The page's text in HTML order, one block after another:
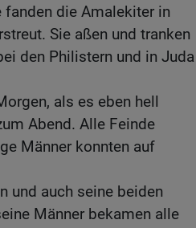
fanden die Amalekiter in
Sie aßen und tranken
den Philistern und in Juda
als es eben hell
Abend. Alle Feinde
Männer konnten auf
und auch seine beiden
Männer bekamen alle